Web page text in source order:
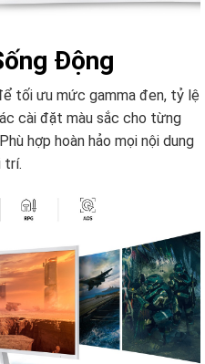
Động
tối ưu mức gamma đen, tỷ lệ
cài đặt màu sắc cho từng
hợp hoàn hảo mọi nội dung
trí.